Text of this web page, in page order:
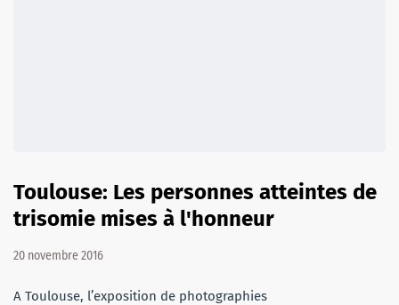
Toulouse: Les personnes atteintes de
trisomie mises à l'honneur
20 novembre 2016
A Toulouse, l’exposition de photographies